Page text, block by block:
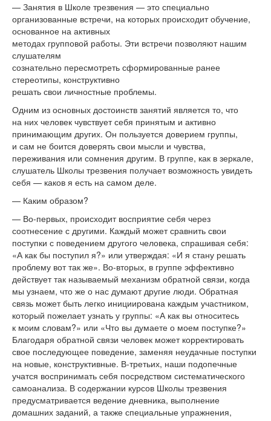
— Занятия в Школе трезвения — это специально
организованные встречи, на которых происходит обучение,
основанное на активных
методах групповой работы. Эти встречи позволяют нашим
слушателям
сознательно пересмотреть сформированные ранее
стереотипы, конструктивно
решать свои личностные проблемы.
Одним из основных достоинств занятий является то, что
на них человек чувствует себя принятым и активно
принимающим других. Он пользуется доверием группы,
и сам не боится доверять свои мысли и чувства,
переживания или сомнения другим. В группе, как в зеркале,
слушатель Школы трезвения получает возможность увидеть
себя — каков я есть на самом деле.
— Каким образом?
— Во-первых, происходит восприятие себя через
соотнесение с другими. Каждый может сравнить свои
поступки с поведением другого человека, спрашивая себя:
«А как бы поступил я?» или утверждая: «И я стану решать
проблему вот так же». Во-вторых, в группе эффективно
действует так называемый механизм обратной связи, когда
мы узнаем, что же о нас думают другие люди. Обратная
связь может быть легко инициирована каждым участником,
который пожелает узнать у группы: «А как вы относитесь
к моим словам?» или «Что вы думаете о моем поступке?»
Благодаря обратной связи человек может корректировать
свое последующее поведение, заменяя неудачные поступки
на новые, конструктивные. В-третьих, наши подопечные
учатся воспринимать себя посредством систематического
самоанализа. В содержании курсов Школы трезвения
предусматривается ведение дневника, выполнение
домашних заданий, а также специальные упражнения,